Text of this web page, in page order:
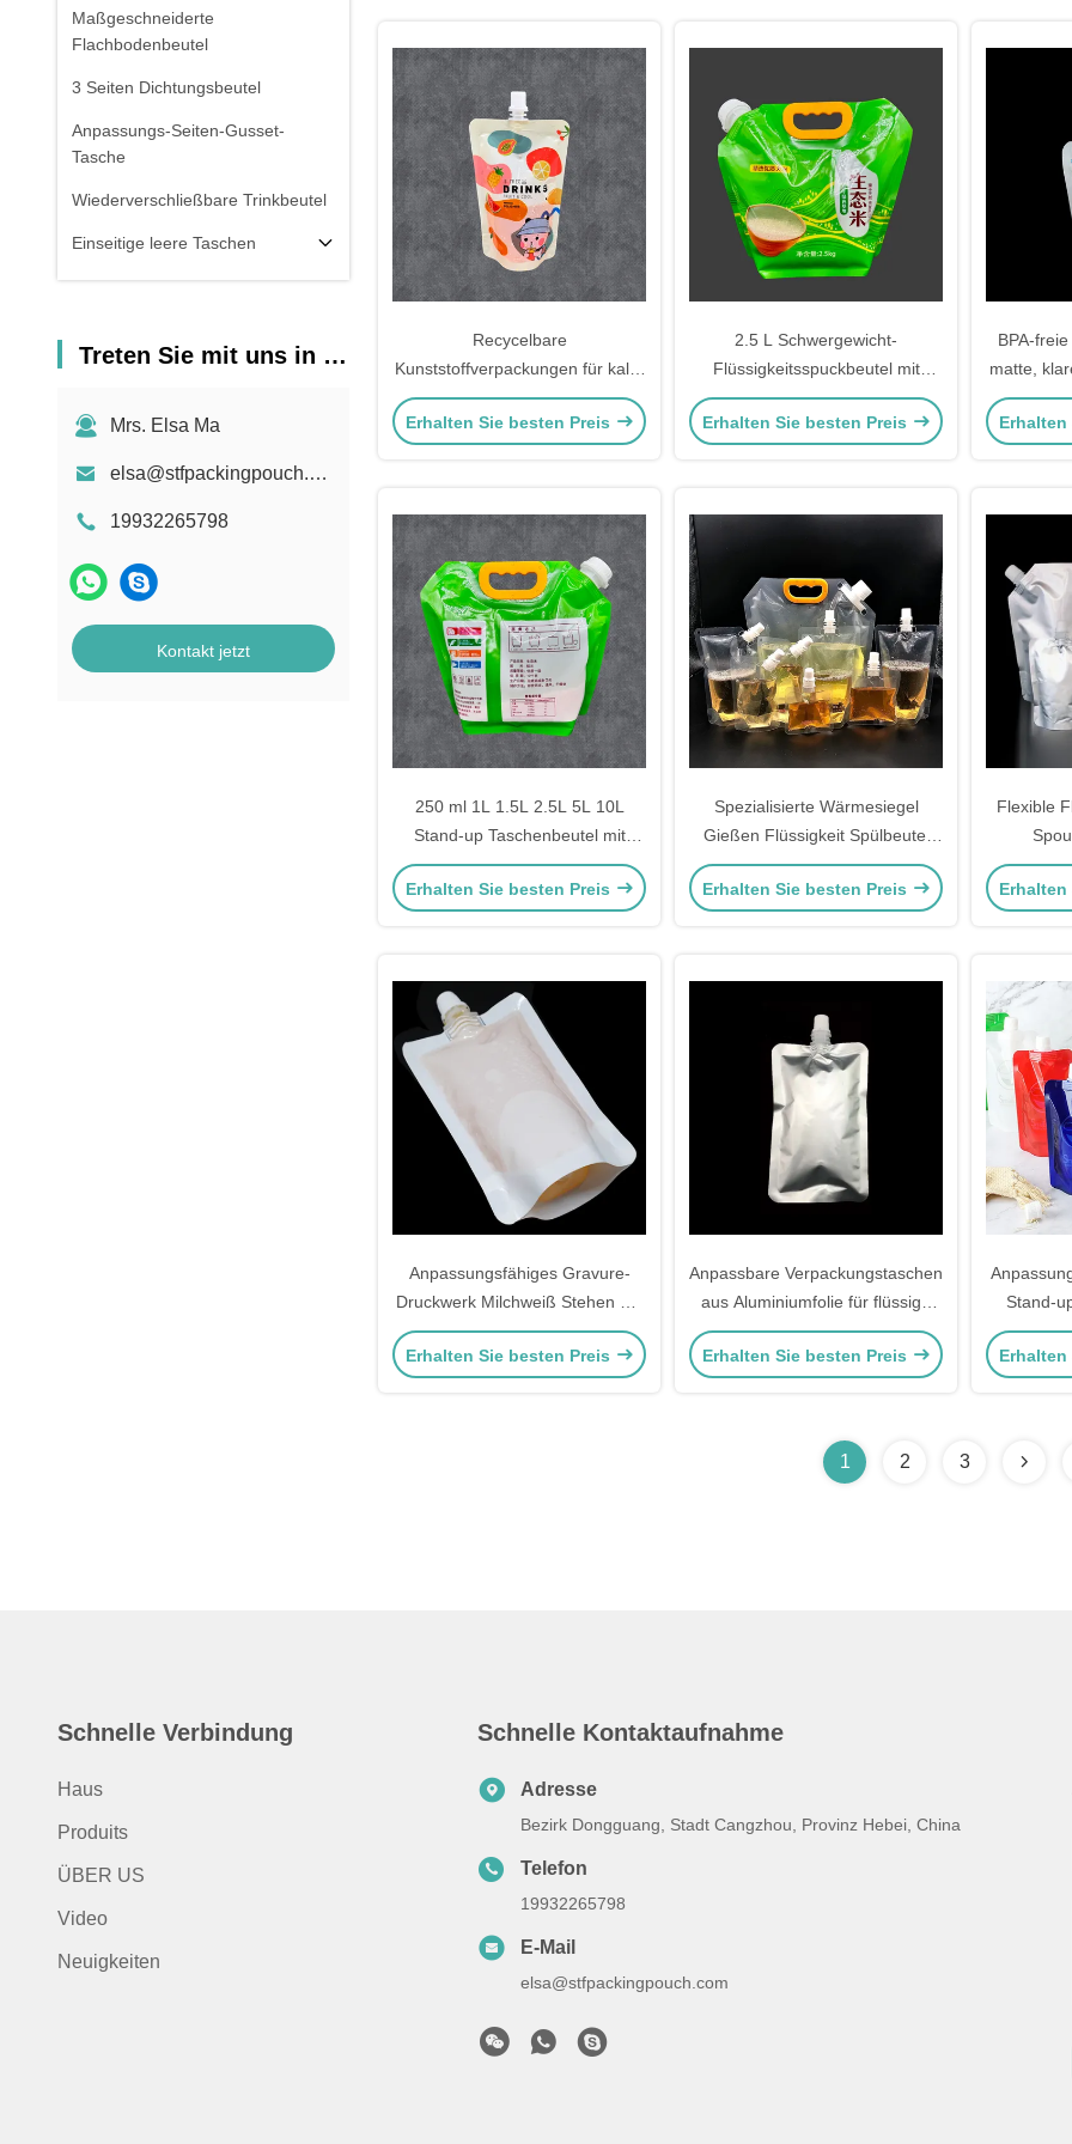
Maßgeschneiderte
Flachbodenbeutel
3 Seiten Dichtungsbeutel
Anpassungs-Seiten-Gusset-
Tasche
Wiederverschließbare Trinkbeutel
Einseitige leere Taschen
Fensterbeutel
Vorräte
Treten Sie mit uns in Verbindung
Mrs. Elsa Ma
elsa@stfpackingpouch.com
19932265798
Kontakt jetzt
Recycelbare
Kunststoffverpackungen für kalte
Getränke
Erhalten Sie besten Preis
2.5 L Schwergewicht-
Flüssigkeitsspuckbeutel mit
Handgriff für
Getränkeverpackungen
Erhalten Sie besten Preis
BPA-
matte,
Erhalten
250 ml 1L 1.5L 2.5L 5L 10L
Stand-up Taschenbeutel mit
Auslass
Erhalten Sie besten Preis
Spezialisierte Wärmesiegel
Gießen Flüssigkeit Spülbeutel
Großhandel für
Getränkegeschäfte
Erhalten Sie besten Preis
Flexible
PET/AL/
Erhalten
Anpassungsfähiges Gravure-
Druckwerk Milchweiß Stehen Sie
auf Spülbeutel für Getränke-
Supermarkt
Erhalten Sie besten Preis
Anpassbare Verpackungstaschen
aus Aluminiumfolie für flüssige
Produkte
Erhalten Sie besten Preis
Stand-
Getränke
Erhalten
1 2 3
Schnelle Verbindung
Haus
Produits
ÜBER US
Video
Neuigkeiten
Schnelle Kontaktaufnahme
Adresse
Bezirk Dongguang, Stadt Cangzhou, Provinz Hebei, China
Telefon
19932265798
E-Mail
elsa@stfpackingpouch.com